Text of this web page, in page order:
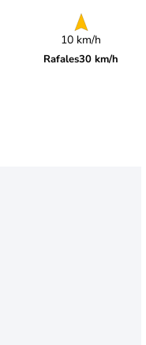
10 km/h
Rafales30 km/h